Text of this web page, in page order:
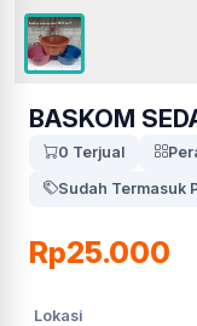
BASKOM
0 Terjual
Sudah Termasuk
Rp25.000
Lokasi